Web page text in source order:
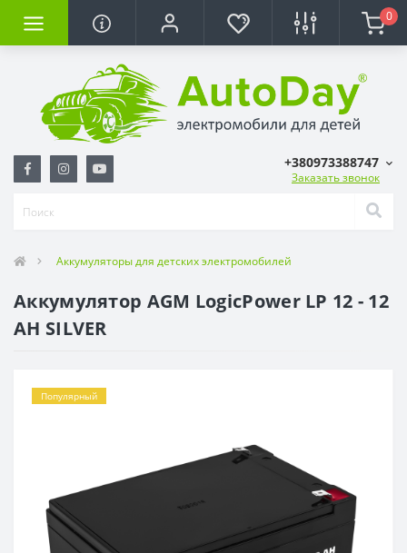
0
+380973388747
Заказать звонок
Аккумуляторы для детских электромобилей
Аккумулятор AGM LogicPower LP 12 - 12
AH SILVER
Популярный